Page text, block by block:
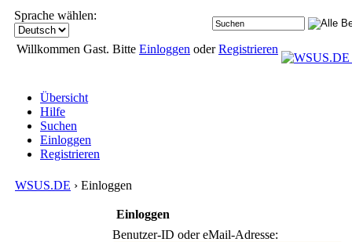
Sprache wählen:
Willkommen Gast. Bitte Einloggen oderRegistrieren
Übersicht
Hilfe
Suchen
Einloggen
Registrieren
WSUS.DE › Einloggen
Einloggen
Benutzer-ID oder eMail-Adresse: